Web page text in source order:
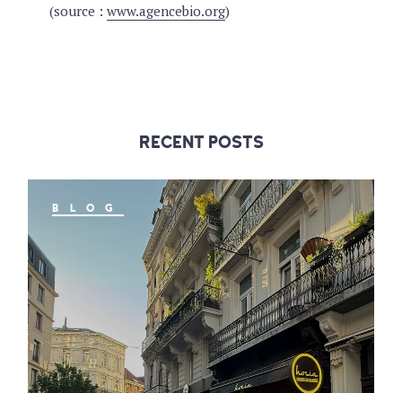
(source : www.agencebio.org)
RECENT POSTS
BLOG